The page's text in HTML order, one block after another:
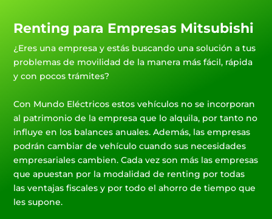
Renting para Empresas Mitsubishi
¿Eres una empresa y estás buscando una solución a tus
problemas de movilidad de la manera más fácil, rápida
y con pocos trámites?
Con Mundo Eléctricos estos vehículos no se incorporan
al patrimonio de la empresa que lo alquila, por tanto no
influye en los balances anuales. Además, las empresas
podrán cambiar de vehículo cuando sus necesidades
empresariales cambien. Cada vez son más las empresas
que apuestan por la modalidad de renting por todas
las ventajas fiscales y por todo el ahorro de tiempo que
les supone.